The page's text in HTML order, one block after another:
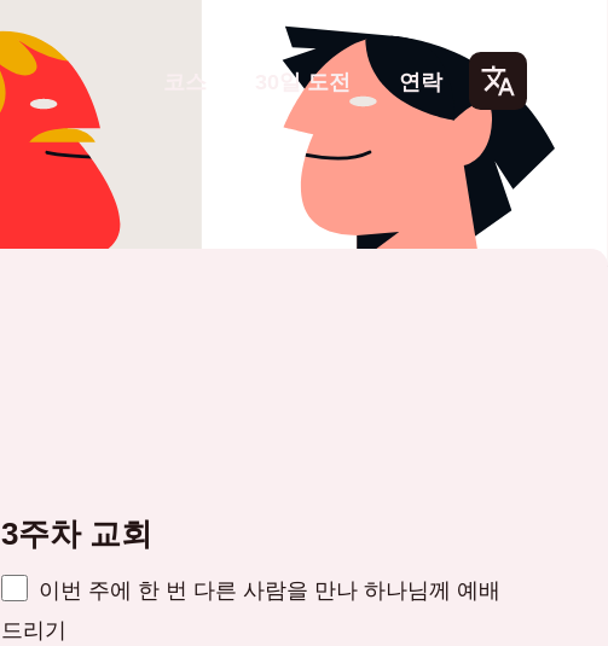
Lang
uage
30일 도전 연락
3주차 교회
이번 주에 한 번 다른 사람을 만나 하나님께 예배
드리기